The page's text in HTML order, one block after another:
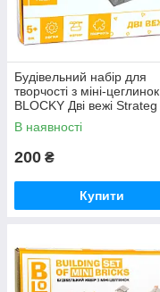
Будівельний набір для
творчості з міні-цеглинок
BLOCKY Дві вежі Strateg
(31021)
В наявності
200 ₴
Купити